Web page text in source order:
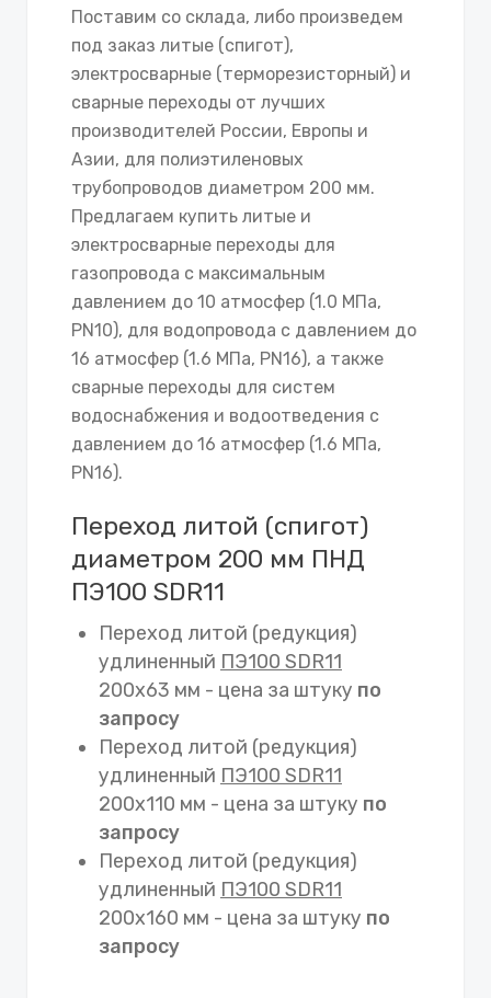
Поставим со склада, либо произведем
под заказ литые (спигот),
электросварные (терморезисторный) и
сварные переходы от лучших
производителей России, Европы и
Азии, для полиэтиленовых
трубопроводов диаметром 200 мм.
Предлагаем купить литые и
электросварные переходы для
газопровода с максимальным
давлением до 10 атмосфер (1.0 МПа,
PN10), для водопровода с давлением до
16 атмосфер (1.6 МПа, PN16), а также
сварные переходы для систем
водоснабжения и водоотведения с
давлением до 16 атмосфер (1.6 МПа,
PN16).
Переход литой (спигот)
диаметром 200 мм ПНД
ПЭ100 SDR11
Переход литой (редукция)
удлиненный ПЭ100 SDR11
200х63 мм - цена за штуку по
запросу
Переход литой (редукция)
удлиненный ПЭ100 SDR11
200х110 мм - цена за штуку по
запросу
Переход литой (редукция)
удлиненный ПЭ100 SDR11
200х160 мм - цена за штуку по
запросу